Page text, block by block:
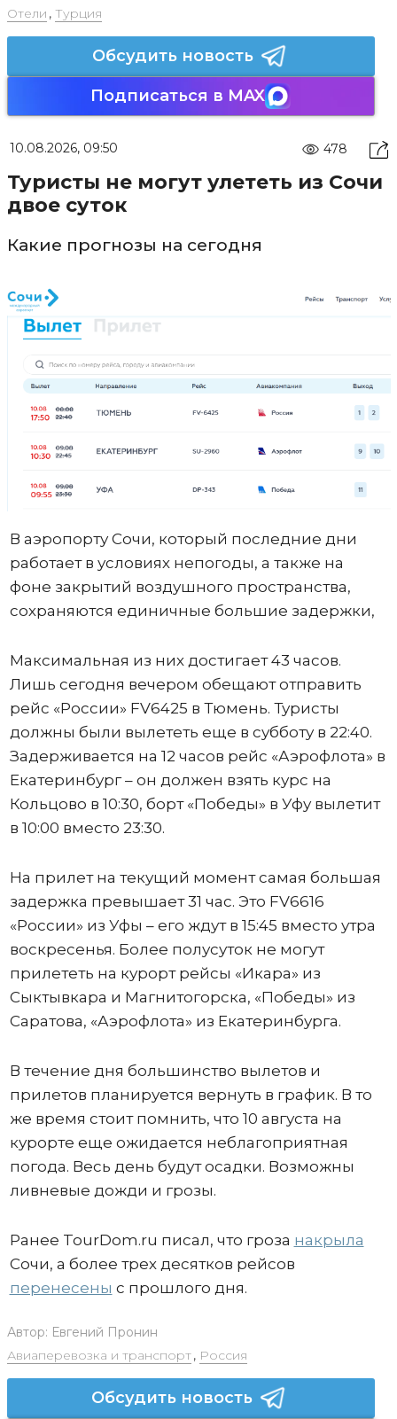
Отели , Турция
Обсудить новость
Подписаться в MAX
10.08.2026, 09:50 478
Туристы не могут улететь из Сочи
двое суток
Какие прогнозы на сегодня
В аэропорту Сочи, который последние дни
работает в условиях непогоды, а также на
фоне закрытий воздушного пространства,
сохраняются единичные большие задержки,
Максимальная из них достигает 43 часов.
Лишь сегодня вечером обещают отправить
рейс «России» FV6425 в Тюмень. Туристы
должны были вылететь еще в субботу в 22:40.
Задерживается на 12 часов рейс «Аэрофлота» в
Екатеринбург – он должен взять курс на
Кольцово в 10:30, борт «Победы» в Уфу вылетит
в 10:00 вместо 23:30.
На прилет на текущий момент самая большая
задержка превышает 31 час. Это FV6616
«России» из Уфы – его ждут в 15:45 вместо утра
воскресенья. Более полусуток не могут
прилететь на курорт рейсы «Икара» из
Сыктывкара и Магнитогорска, «Победы» из
Саратова, «Аэрофлота» из Екатеринбурга.
В течение дня большинство вылетов и
прилетов планируется вернуть в график. В то
же время стоит помнить, что 10 августа на
курорте еще ожидается неблагоприятная
погода. Весь день будут осадки. Возможны
ливневые дожди и грозы.
Ранее TourDom.ru писал, что гроза накрыла
Сочи, а более трех десятков рейсов
перенесены с прошлого дня.
Автор: Евгений Пронин
Авиаперевозка и транспорт, Россия
Обсудить новость